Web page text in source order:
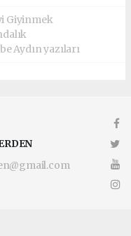
Giyinmek
Aydın yazıları